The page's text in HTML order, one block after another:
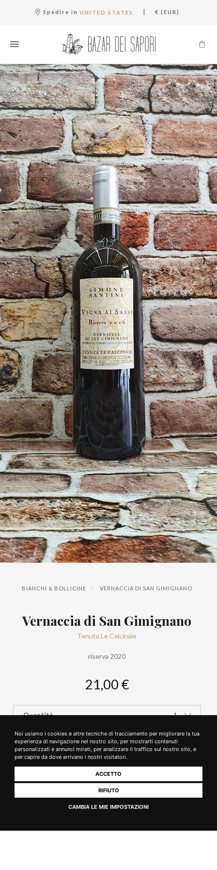
Noi usiamo i cookies e altre tecniche di tracciamento per migliorare la tua
esperienza di navigazione nel nostro sito, per mostrarti contenuti
personalizzati e annunci mirati, per analizzare il traffico sul nostro sito, e
per capire da dove arrivano i nostri visitatori.
ACCETTO
RIFIUTO
CAMBIA LE MIE IMPOSTAZIONI
Spedire in UNITED STATES | € (EUR)
BIANCHI & BOLLICINE VERNACCIA DI SAN GIMIGNANO
Vernaccia di San Gimignano
Tenuta Le Calcinaie
riserva 2020
21,00 €
Quantità 1
AGGIUNGI AL CARRELLO